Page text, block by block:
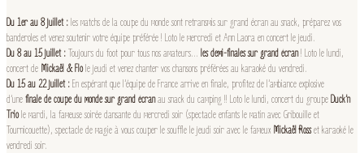
Du 1er au 8 juillet : les matchs de la coupe du monde sont retransmis sur grand écran au snack, préparez vos
banderoles et venez soutenir votre équipe préférée ! Loto le mercredi et Ann Laora en concert le jeudi.
Du 8 au 15 juillet :Toujours du foot pour tous nos amateurs… les demi-finales sur grand écran! Loto le lundi,
concert de Mickaël & Flole jeudi et venez chanter vos chansons préférées au karaoké du vendredi.
Du 15 au 22 juillet : En espérant que l’équipe de France arrive en finale, profitez de l’ambiance explosive
d’unefinale de coupe du monde sur grand écranau snack du camping !! Loto le lundi, concert du groupe Duck’n
Triole mardi, la fameuse soirée dansante du mercredi soir (spectacle enfants le matin avec Gribouille et
Tournicouette), spectacle de magie à vous couper le souffle le jeudi soir avec le fameux Mickaël Rosset karaoké le
vendredi soir.